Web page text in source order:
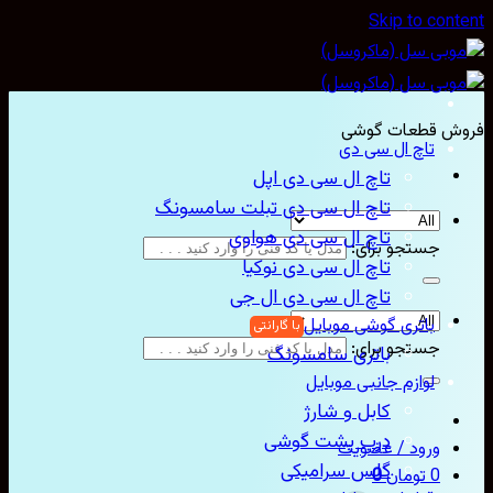
Skip to
قطعات گوشی
جستجو برای:
جستجو برای:
ورود / عضویت
تومان0
تاچ ال سی دی
تاچ ال سی دی اپل
تاچ ال سی دی تبلت سامسونگ
تاچ ال سی دی هواوی
تاچ ال سی دی نوکیا
تاچ ال سی دی ال جی
باتری گوشی موبایل
باتری سامسونگ
لوازم جانبی موبایل
کابل و شارژ
درب پشت گوشی
گلس سرامیکی